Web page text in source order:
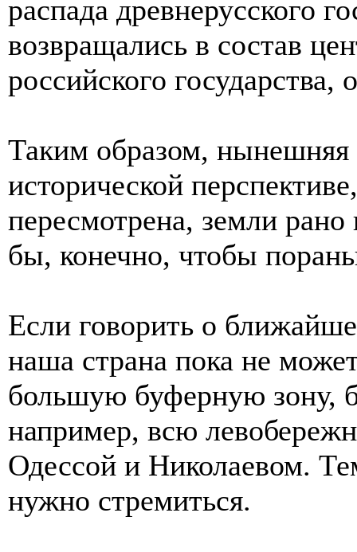
распада древнерусского
возвращались в состав
российского государства,
Таким образом, нынешняя
исторической
пересмотрена, земли
бы, конечно, чтобы
Если говорить о
наша страна пока не
большую буферную зону,
например, всю
Одессой и Николаевом.
нужно стремиться.